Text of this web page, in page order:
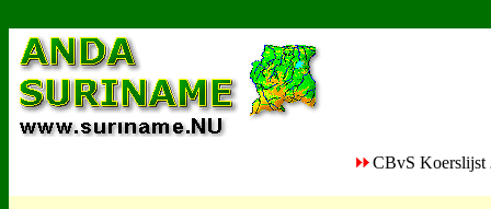
CBvS Koerslijst